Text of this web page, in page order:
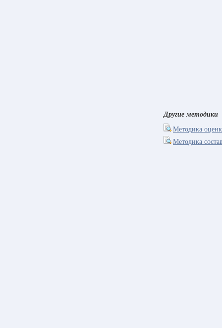
Другие методики
Методика
Методика